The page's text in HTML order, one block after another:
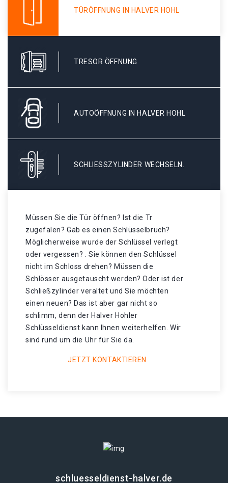
TÜRÖFFNUNG IN HALVER HOHL
TRESOR ÖFFNUNG
AUTOÖFFNUNG IN HALVER HOHL
SCHLIESSZYLINDER WECHSELN.
Müssen Sie die Tür öffnen? Ist die Tr
zugefalen? Gab es einen Schlüsselbruch?
Möglicherweise wurde der Schlüssel verlegt
oder vergessen? . Sie können den Schlüssel
nicht im Schloss drehen? Müssen die
Schlösser ausgetauscht werden? Oder ist der
Schließzylinder veraltet und Sie möchten
einen neuen? Das ist aber gar nicht so
schlimm, denn der Halver Hohler
Schlüsseldienst kann Ihnen weiterhelfen. Wir
sind rund um die Uhr für Sie da.
JETZT KONTAKTIEREN
schluesseldienst-halver.de